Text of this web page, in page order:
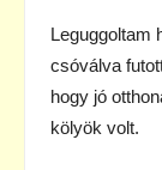
Leguggoltam
csóválva
hogy jó
kölyök volt.